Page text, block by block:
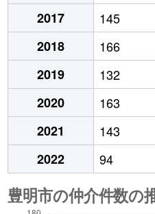
2017
145
2018
166
2019
132
2020
163
2021
143
2022
94